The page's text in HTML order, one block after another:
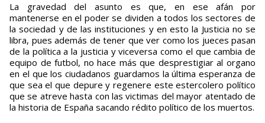
La gravedad del asunto es que, en ese afán por
mantenerse en el poder se dividen a todos los sectores de
la sociedad y de las instituciones y en esto la Justicia no se
libra, pues además de tener que ver como los jueces pasan
de la política a la justicia y viceversa como el que cambia de
equipo de futbol, no hace más que desprestigiar al organo
en el que los ciudadanos guardamos la última esperanza de
que sea el que depure y regenere este estercolero político
que se atreve hasta con las victimas del mayor atentado de
la historia de España sacando rédito político de los muertos.